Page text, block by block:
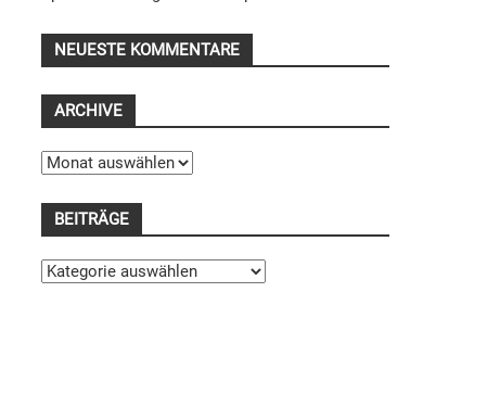
NEUESTE KOMMENTARE
ARCHIVE
Archive
BEITRÄGE
Beiträge